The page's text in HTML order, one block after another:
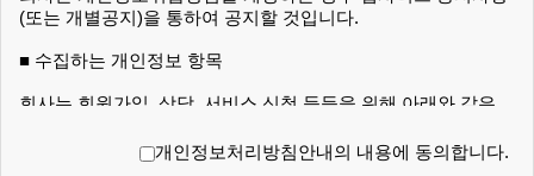
종료시키는 의사표시
제3조(약관의 효력과 변경)
회원은 변경된 약관에 동의하지 않을 경우 회원 탈퇴(해지)를
에도 거부의사를 표시하지 아니하고 서비스를 계속 사용할 경
우 약관의 변경 사항에 동의한 것으로 간주됩니다.
(또는 개별공지)을 통하여 공지할 것입니다.
■ 수집하는 개인정보 항목
회사는 회원가입, 상담, 서비스 신청 등등을 위해 아래와 같은
ο 수집항목 : 이름 , 생년월일 , 성별 , 로그인ID , 비밀번호 , 비밀
개인정보처리방침안내의 내용에 동의합니다.